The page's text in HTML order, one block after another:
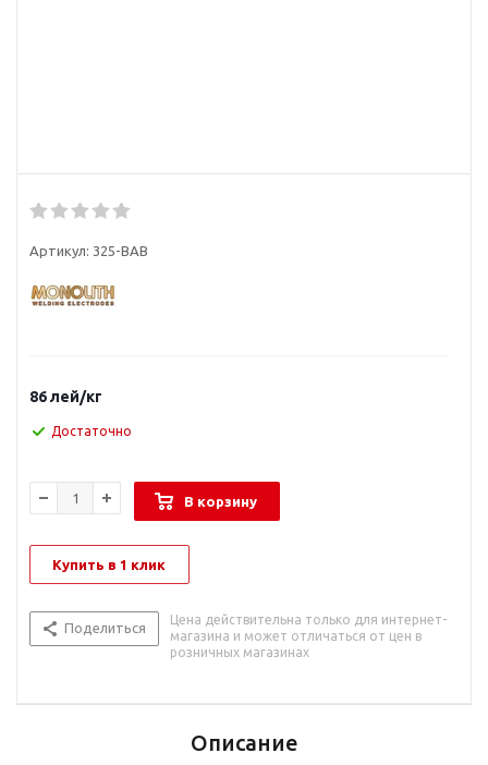
Артикул: 325-BAB
86лей/кг
Достаточно
В корзину
Купить в 1 клик
Поделиться
Цена действительна только для интернет-
магазина и может отличаться от цен в
розничных магазинах
Описание